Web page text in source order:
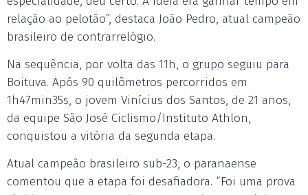
relação ao pelotão”, destaca João Pedro, atual campeão
brasileiro de contrarrelógio.
Na sequência, por volta das 11h, o grupo seguiu para
Boituva. Após 90 quilômetros percorridos em
1h47min35s, o jovem Vinícius dos Santos, de 21 anos,
da equipe São José Ciclismo/Instituto Athlon,
conquistou a vitória da segunda etapa.
Atual campeão brasileiro sub-23, o paranaense
comentou que a etapa foi desafiadora. “Foi uma prova